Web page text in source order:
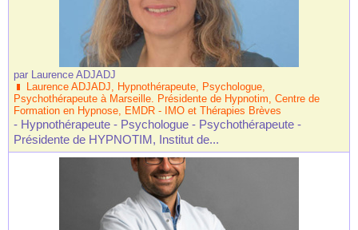
par Laurence ADJADJ
Laurence ADJADJ, Hypnothérapeute, Psychologue,
Psychothérapeute à Marseille. Présidente de Hypnotim, Centre de
Formation en Hypnose, EMDR - IMO et Thérapies Brèves
- Hypnothérapeute - Psychologue - Psychothérapeute -
Présidente de HYPNOTIM, Institut de...